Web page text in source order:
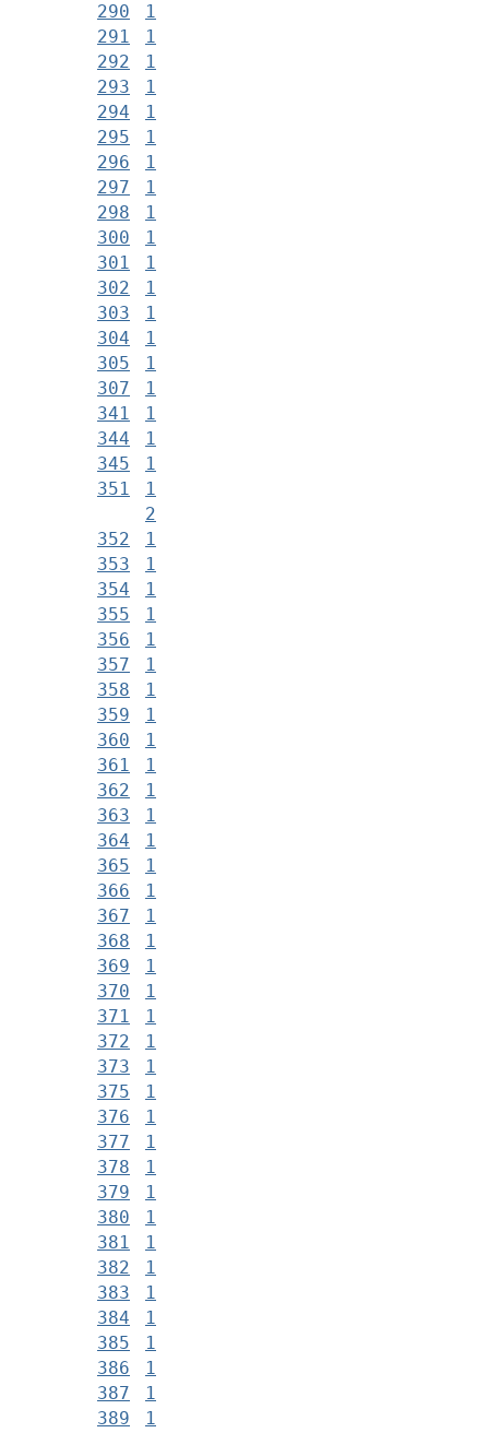
290
1
291
1
292
1
293
1
294
1
295
1
296
1
297
1
298
1
300
1
301
1
302
1
303
1
304
1
305
1
307
1
341
1
344
1
345
1
351
1
2
352
1
353
1
354
1
355
1
356
1
357
1
358
1
359
1
360
1
361
1
362
1
363
1
364
1
365
1
366
1
367
1
368
1
369
1
370
1
371
1
372
1
373
1
375
1
376
1
377
1
378
1
379
1
380
1
381
1
382
1
383
1
384
1
385
1
386
1
387
1
389
1